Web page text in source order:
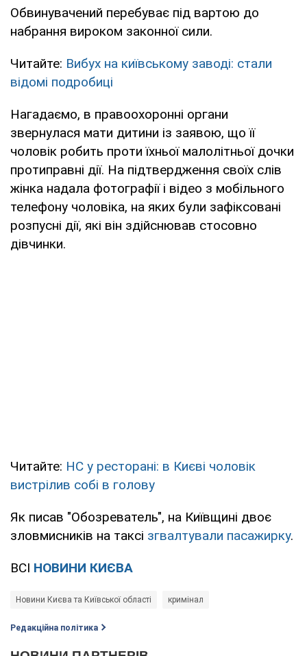
Обвинувачений перебуває під вартою до
набрання вироком законної сили.
Читайте: Вибух на київському заводі: стали
відомі подробиці
Нагадаємо, в правоохоронні органи
звернулася мати дитини із заявою, що її
чоловік робить проти їхньої малолітньої дочки
протиправні дії. На підтвердження своїх слів
жінка надала фотографії і відео з мобільного
телефону чоловіка, на яких були зафіксовані
розпусні дії, які він здійснював стосовно
дівчинки.
Читайте: НС у ресторані: в Києві чоловік
вистрілив собі в голову
Як писав "Обозреватель", на Київщині двоє
зловмисників на таксі згвалтували пасажирку.
ВСІ НОВИНИ КИЄВА
Новини Києва та Київської області кримінал
Редакційна політика